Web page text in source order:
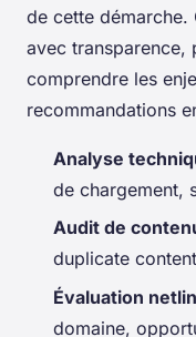
de cette démarche.
avec transparence,
comprendre les
recommandations
Analyse
de chargement,
Audit de
duplicate
Évaluation
domaine,